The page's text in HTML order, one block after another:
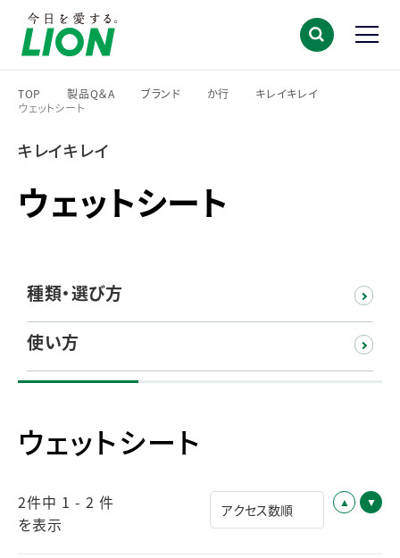
TOP
>
製品Q＆A
ブランド
か行
キレイキレイ
ウェットシート
キレイキレイ
ウェットシート
種類・選び方
使い方
ウェットシート
2件中 1 - 2 件
を表示